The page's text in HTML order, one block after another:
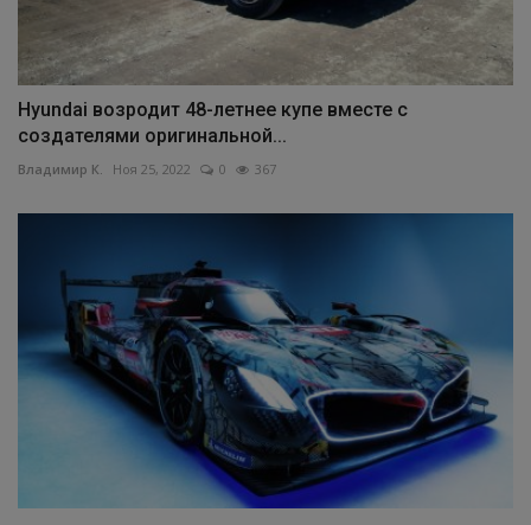
Hyundai возродит 48-летнее купе вместе с
создателями оригинальной...
Владимир К. Ноя 25, 2022 0 367